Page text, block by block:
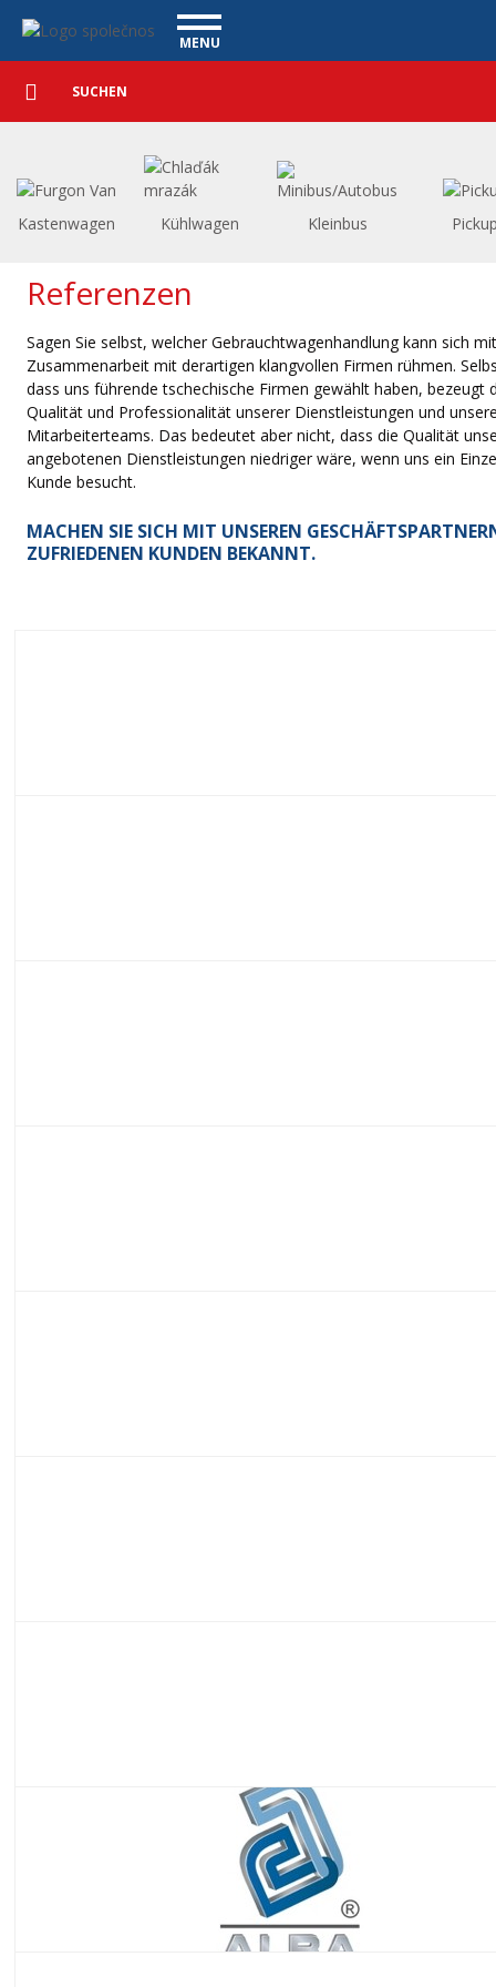
Navigace
MENU
NUTZFAHRZEUGE
PERSONENKRAFTWAGEN
WAGENAUSKAUF
WAS BIETEN WIR AN
FINANZIERUNG
UNSERE VIDEOS
REFERENZ
Detaillierte
Suche Suchen
Kastenwagen Kühlwagen Kleinbus
Referenzen
Sagen Sie selbst, welcher Gebrauchtwagenhandlung kann sich
Zusammenarbeit mit derartigen klangvollen Firmen rühmen.
dass uns führende tschechische Firmen gewählt haben, bezeugt
Qualität und Professionalität unserer Dienstleistungen und
Mitarbeiterteams. Das bedeutet aber nicht, dass die Qualität
angebotenen Dienstleistungen niedriger wäre, wenn uns ein
Kunde besucht.
MACHEN SIE SICH MIT UNSEREN
ZUFRIEDENEN KUNDEN BEKANNT.